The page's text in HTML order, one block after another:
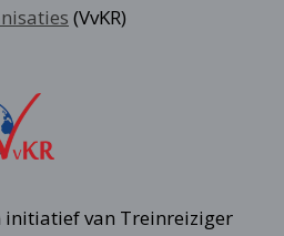
(VvKR)
initiatief van Treinreiziger